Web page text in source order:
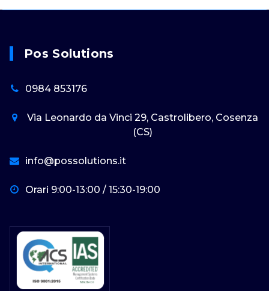
Pos Solutions
0984 853176
Via Leonardo da Vinci 29, Castrolibero, Cosenza
(CS)
info@possolutions.it
Orari 9:00-13:00 / 15:30-19:00